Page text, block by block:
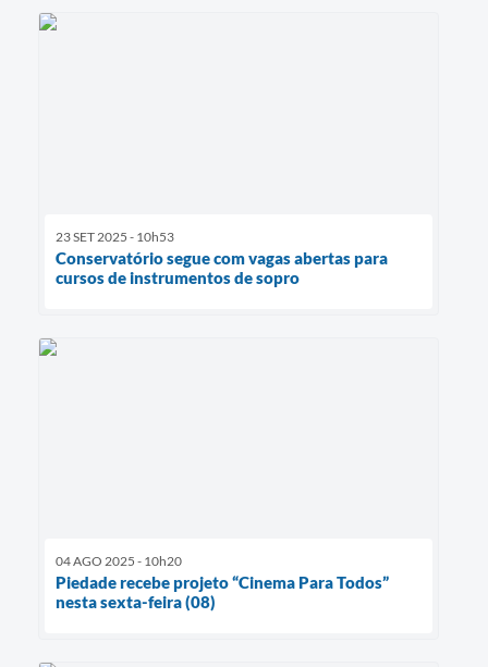
23 SET 2025 - 10h53
Conservatório segue com vagas abertas para
cursos de instrumentos de sopro
04 AGO 2025 - 10h20
Piedade recebe projeto “Cinema Para Todos”
nesta sexta-feira (08)